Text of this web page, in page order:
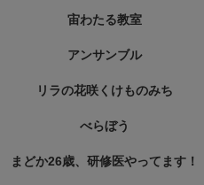
宙わたる教室
アンサンブル
リラの花咲くけものみち
べらぼう
まどか26歳、研修医やってます！